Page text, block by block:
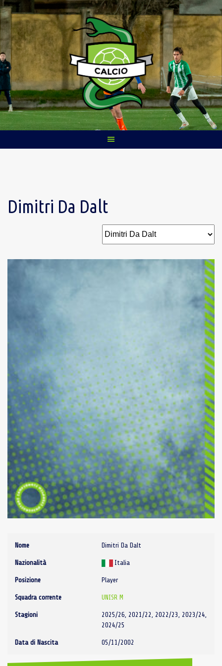
Skip
to
content
Dimitri Da Dalt
Nome Dimitri Da Dalt
Nazionalità Italia
Posizione Player
Squadra corrente UNISR M
Stagioni
2025/26, 2021/22, 2022/23, 2023/24,
2024/25
Data di Nascita 05/11/2002